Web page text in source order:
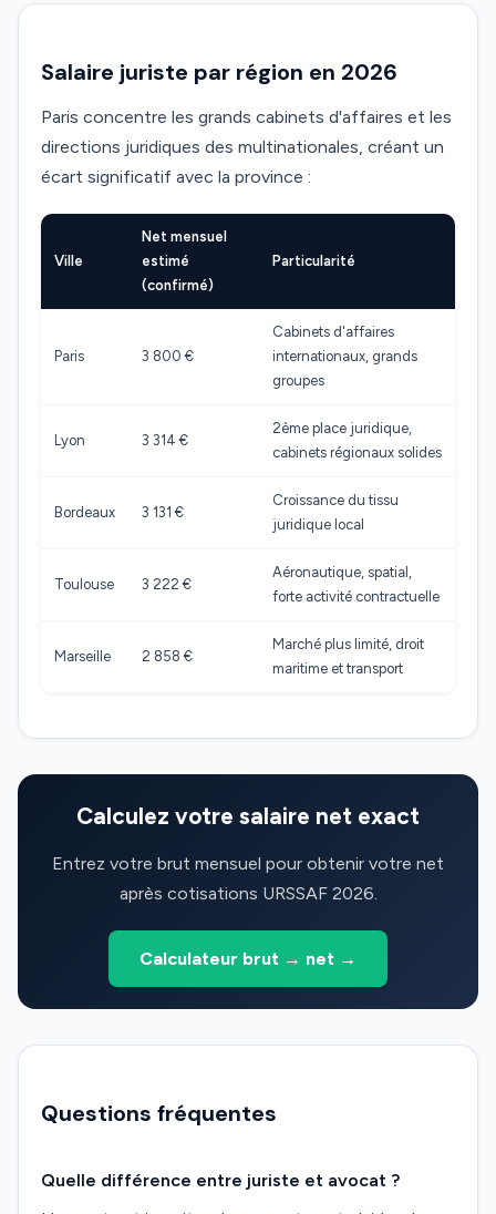
Salaire juriste par région en 2026
Paris concentre les grands cabinets d'affaires et les
directions juridiques des multinationales, créant un
écart significatif avec la province :
Ville
Net mensuel
estimé
(confirmé)
Particularité
Paris 3 800 €
Cabinets d'affaires
internationaux, grands
groupes
Lyon 3 314 €
2ème place juridique,
cabinets régionaux solides
Bordeaux 3 131 €
Croissance du tissu
juridique local
Toulouse 3 222 €
Aéronautique, spatial,
forte activité contractuelle
Marseille 2 858 €
Marché plus limité, droit
maritime et transport
Calculez votre salaire net exact
Entrez votre brut mensuel pour obtenir votre net
après cotisations URSSAF 2026.
Calculateur brut → net →
Questions fréquentes
Quelle différence entre juriste et avocat ?